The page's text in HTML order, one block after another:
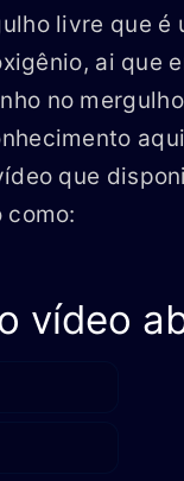
livre que é
ai que
no
que
como:
vídeo